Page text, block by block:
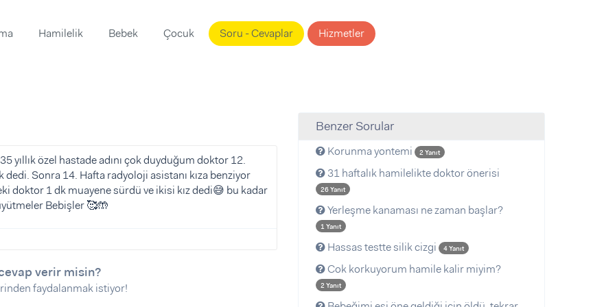
Hamilelik Bebek Çocuk Soru - Cevaplar Hizmetler
yıllık özel hastade adını çok duyduğum doktor 12.
Sonra 14. Hafta radyoloji asistanı kıza benziyor
doktor 1 dk muayene sürdü ve ikisi kız dedi😅 bu kadar
Bebişler 🥰🤲
verir misin?
faydalanmak istiyor!
Benzer Sorular
Korunma yontemi 2 Yanıt
31 haftalık hamilelikte doktor önerisi
26 Yanıt
Yerleşme kanaması ne zaman başlar?
1 Yanıt
Hassas testte silik cizgi 4 Yanıt
Cok korkuyorum hamile kalir miyim?
2 Yanıt